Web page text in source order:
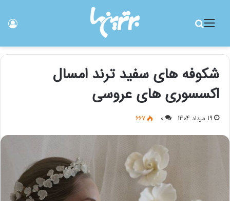
منو
شکوفه های سفید ترند امسال
اکسسوری های عروسی
19 مرداد 1404 0
667